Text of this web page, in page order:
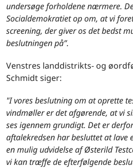
undersøge forholdene nærmere.
Socialdemokratiet op om, at vi
screening, der giver os det bedst
beslutningen på”.
Venstres landdistrikts- og
Schmidt siger:
"I vores beslutning om at oprette
vindmøller er det afgørende, at vi
ses igennem grundigt. Det er
aftalekredsen har besluttet at lave
en mulig udvidelse af Østerild
vi kan træffe de efterfølgende